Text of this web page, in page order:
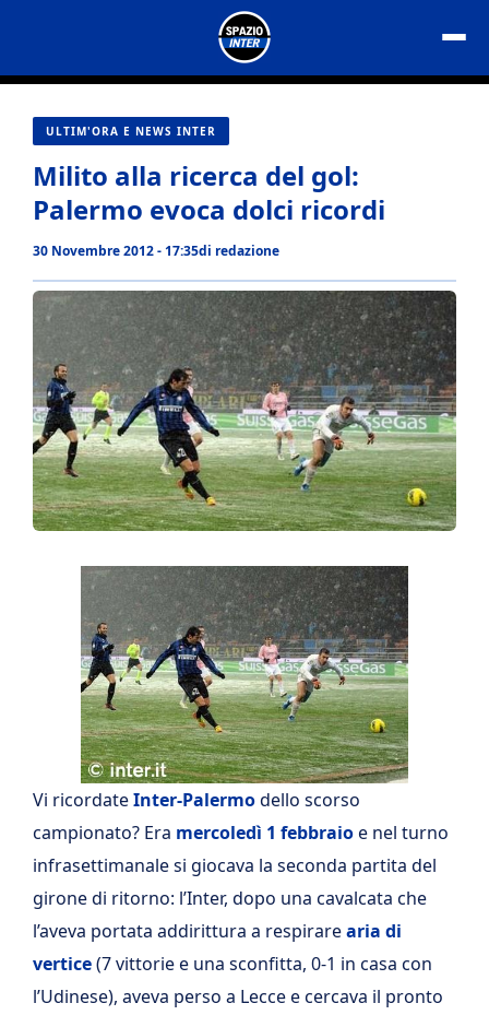
contenuto
ULTIM'ORA E NEWS INTER
Milito alla ricerca del gol:
Palermo evoca dolci ricordi
30 Novembre 2012 - 17:35di redazione
Vi ricordateInter-Palermodello scorso
campionato? Era mercoledì 1 febbraioe nel turno
infrasettimanale si giocava la seconda partita del
girone di ritorno: l’Inter, dopo una cavalcata che
l’aveva portata addirittura a respirarearia di
vertice(7 vittorie e una sconfitta, 0-1 in casa con
l’Udinese), aveva perso a Lecce e cercava il pronto